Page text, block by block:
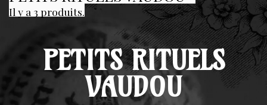
Il y a 3 produits.
PETITS RITUELS
VAUDOU